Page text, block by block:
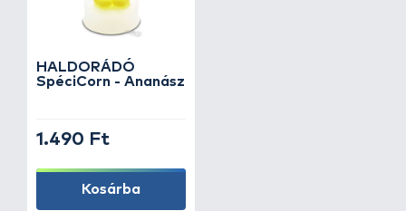
HALDORÁDÓ
SpéciCorn - Ananász
1.490 Ft
Kosárba